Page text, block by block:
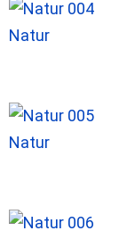
Natur
Natur